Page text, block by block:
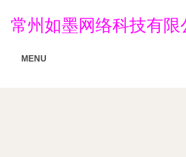
常州如墨网络科技有限
MENU